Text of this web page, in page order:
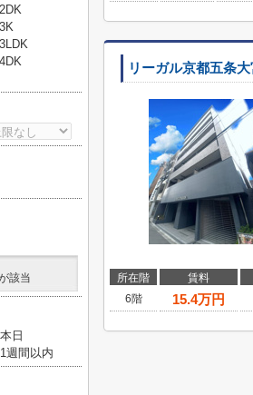
リーガル京都五条大
所在階 賃料
6階
15.4万円
2DK
3K
3LDK
4DK
該当
本日
1週間以内